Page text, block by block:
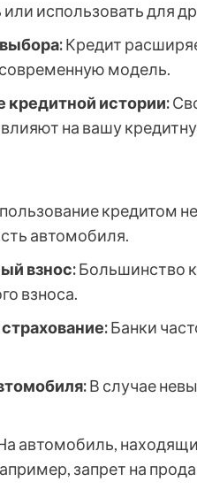
использовать для
Кредит
модель.
истории:
на вашу
кредитом
автомобиля.
взнос:Большинство
взноса.
Банки
В случае
автомобиль,
запрет на